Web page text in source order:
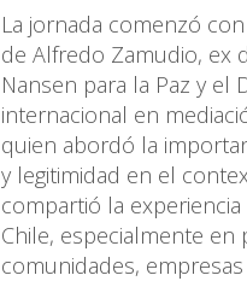
La jornada comenzó
de Alfredo Zamudio, ex
Nansen para la Paz y el
internacional en
quien abordó la
y legitimidad en el
compartió la
Chile, especialmente
comunidades,